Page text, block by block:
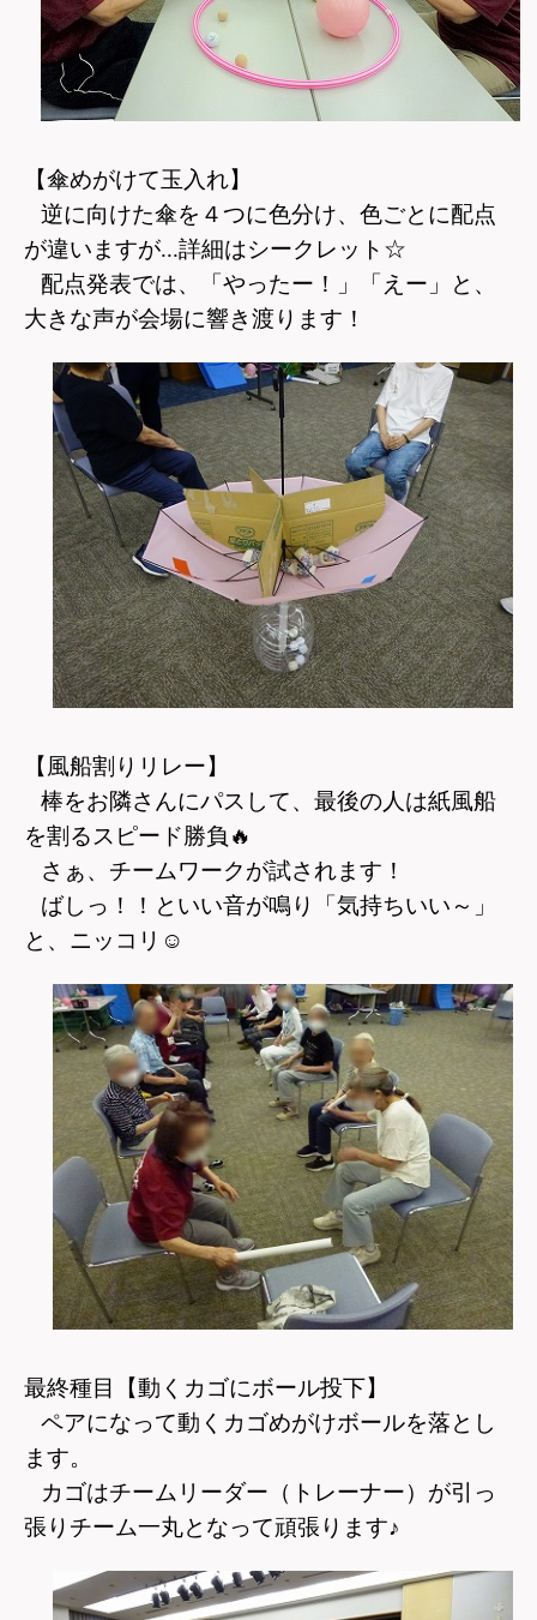
【傘めがけて玉入れ】
逆に向けた傘を４つに色分け、色ごとに配点
が違いますが...詳細はシークレット☆
配点発表では、「やったー！」「えー」と、
大きな声が会場に響き渡ります！
【風船割りリレー】
棒をお隣さんにパスして、最後の人は紙風船
を割るスピード勝負 🔥
さぁ、チームワークが試されます！
ばしっ！！といい音が鳴り「気持ちいい～」
と、ニッコリ ☺
最終種目【動くカゴにボール投下】
ペアになって動くカゴめがけボールを落とし
ます。
カゴはチームリーダー（トレーナー）が引っ
張りチーム一丸となって頑張ります♪